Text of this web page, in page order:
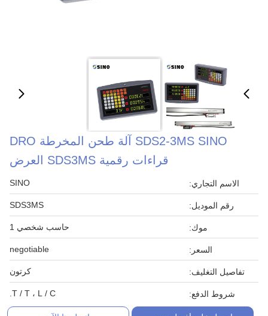
SDS2-3MS SINO آلة طحن المخرطة DRO
قراءات رقمية SDS3MS العرض
الاسم التجاري: SINO
رقم الموديل: SDS3MS
موك: حاسب شخصي 1
السعر: negotiable
تفاصيل التغليف: كرتون
شروط الدفع: T / T ، L / C.